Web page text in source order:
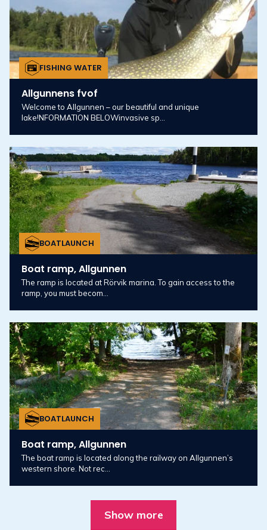
FISHING WATER
Allgunnens fvof
Welcome to Allgunnen – our beautiful and unique
lake!NFORMATION BELOWinvasive sp...
BOATLAUNCH
Boat ramp, Allgunnen
The ramp is located at Rörvik marina. To gain access to the
ramp, you must becom...
BOATLAUNCH
Boat ramp, Allgunnen
The boat ramp is located along the railway on Allgunnen’s
western shore. Not rec...
Show more